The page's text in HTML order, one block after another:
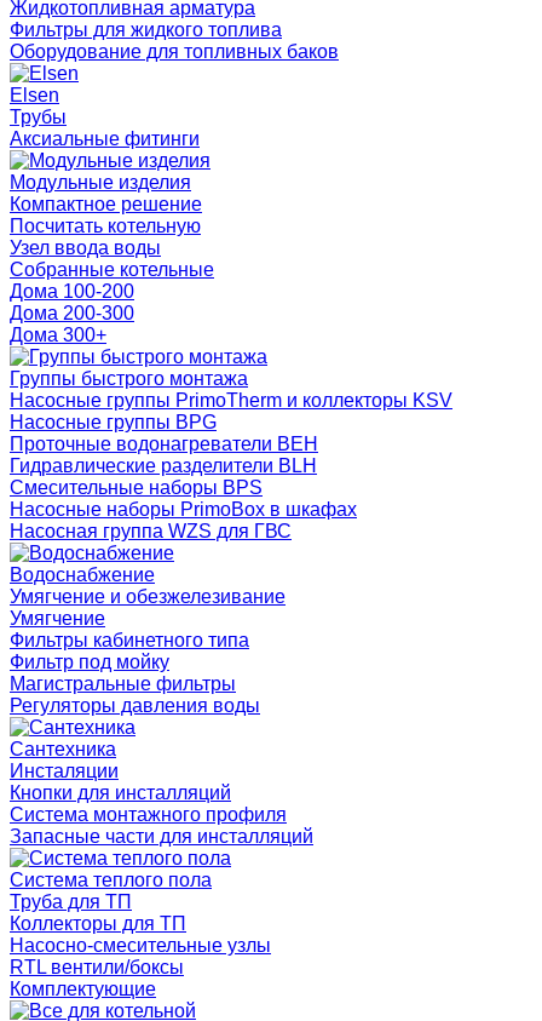
Жидкотопливная арматура
Фильтры для жидкого топлива
Оборудование для топливных баков
Elsen
Трубы
Аксиальные фитинги
Модульные изделия
Компактное решение
Посчитать котельную
Узел ввода воды
Собранные котельные
Дома 100-200
Дома 200-300
Дома 300+
Группы быстрого монтажа
Насосные группы PrimoTherm и коллекторы KSV
Насосные группы BPG
Проточные водонагреватели BEH
Гидравлические разделители BLH
Смесительные наборы BPS
Насосные наборы PrimoBox в шкафах
Насосная группа WZS для ГВС
Водоснабжение
Умягчение и обезжелезивание
Умягчение
Фильтры кабинетного типа
Фильтр под мойку
Магистральные фильтры
Регуляторы давления воды
Сантехника
Инсталяции
Кнопки для инсталляций
Система монтажного профиля
Запасные части для инсталляций
Система теплого пола
Труба для ТП
Коллекторы для ТП
Насосно-смесительные узлы
RTL вентили/боксы
Комплектующие